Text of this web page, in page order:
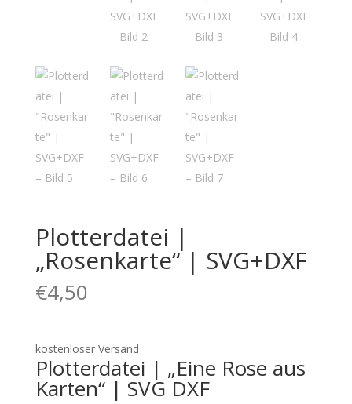
Plotterdatei |
„Rosenkarte“ | SVG+DXF
€4,50
kostenloser Versand
Plotterdatei | „Eine Rose aus
Karten“ | SVG DXF